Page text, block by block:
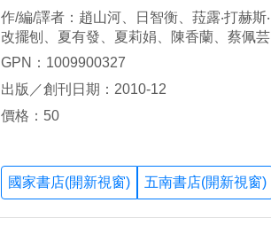
作/編/譯者：趙山河、日智衡、菈露‧打赫斯‧
改擺刨、夏有發、夏莉娟、陳香蘭、蔡佩芸
GPN：1009900327
出版／創刊日期：2010-12
價格：50
國家書店(開新視窗) 五南書店(開新視窗)